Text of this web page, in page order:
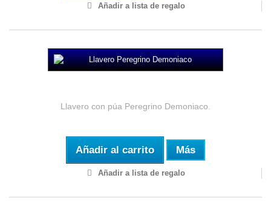
Añadir a lista de regalo
Llavero con púa Peregrino Demoniaco.
Añadir al carrito Más
Añadir a lista de regalo